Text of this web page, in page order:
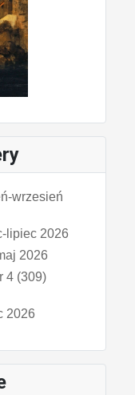
wrzesień
lipiec 2026
2026
4 (309)
2026